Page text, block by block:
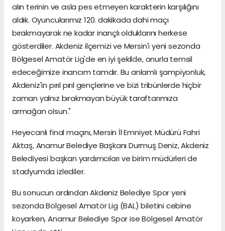
alın terinin ve asla pes etmeyen karakterin karşılığını
aldık. Oyuncularımız 120. dakikada dahi maçı
bırakmayarak ne kadar inançlı olduklarını herkese
gösterdiler. Akdeniz ilçemizi ve Mersin'i yeni sezonda
Bölgesel Amatör Lig'de en iyi şekilde, onurla temsil
edeceğimize inancım tamdır. Bu anlamlı şampiyonluk,
Akdeniz'in pırıl pırıl gençlerine ve bizi tribünlerde hiçbir
zaman yalnız bırakmayan büyük taraftarımıza
armağan olsun."
Heyecanlı final maçını, Mersin İl Emniyet Müdürü Fahri
Aktaş, Anamur Belediye Başkanı Durmuş Deniz, Akdeniz
Belediyesi başkan yardımcıları ve birim müdürleri de
stadyumda izlediler.
Bu sonucun ardından Akdeniz Belediye Spor yeni
sezonda Bölgesel Amatör Lig (BAL) biletini cebine
koyarken, Anamur Belediye Spor ise Bölgesel Amatör